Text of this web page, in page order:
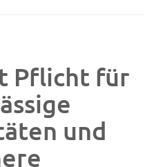
Pflicht für
und